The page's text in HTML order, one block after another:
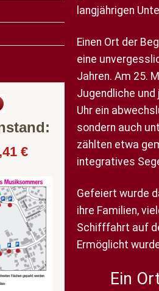
€
langjährigen
Einen Ort der
eine
Jahren. Am 25.
Jugendliche und
Uhr ein
sondern auch
zählten etwa
integratives
Gefeiert wurde
ihre Familien,
Schifffahrt auf
Ermöglicht
Ein